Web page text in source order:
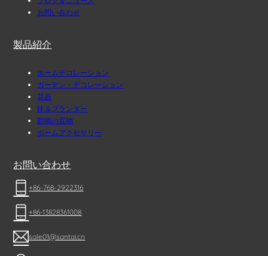
お問い合わせ
製品紹介
ホームデコレーション
ガーデン・デコレーション
花器
鉢＆プランター
動物の置物
ホームアクセサリー
お問い合わせ
+86-768-2922316
+86-13828361008
sale01@santai.cn